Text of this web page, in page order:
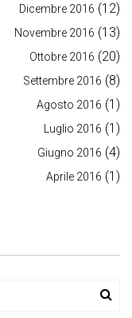
Dicembre 2016 (12)
Novembre 2016 (13)
Ottobre 2016 (20)
Settembre 2016 (8)
Agosto 2016 (1)
Luglio 2016 (1)
Giugno 2016 (4)
Aprile 2016 (1)